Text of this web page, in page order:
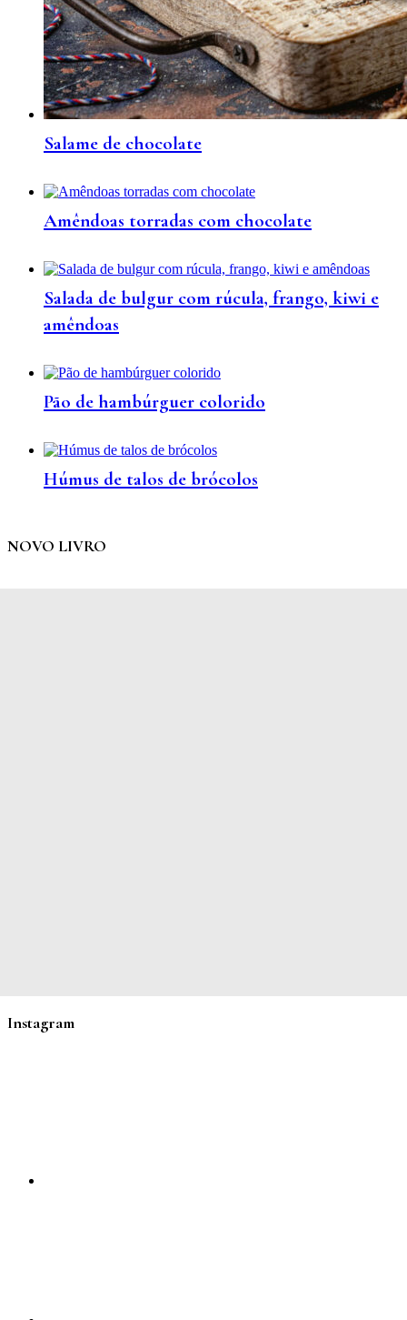
Salame de chocolate
Amêndoas torradas com chocolate
Salada de bulgur com rúcula, frango, kiwi e
amêndoas
Pão de hambúrguer colorido
Húmus de talos de brócolos
NOVO LIVRO
Instagram